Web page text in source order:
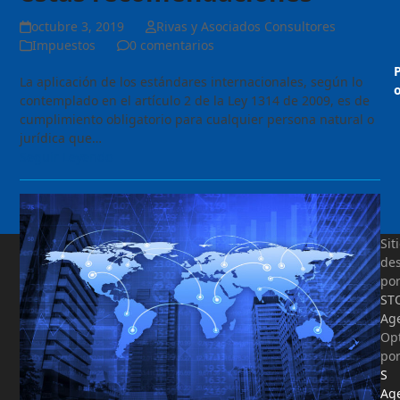
octubre 3, 2019
Rivas y Asociados Consultores
Impuestos
0 comentarios
La aplicación de los estándares internacionales, según lo
contemplado en el artículo 2 de la Ley 1314 de 2009, es de
cumplimiento obligatorio para cualquier persona natural o
jurídica que…
por
por
S